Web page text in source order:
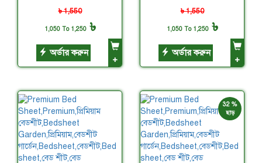
৳ 1,550
1,050 To 1,250৳
অর্ডার করুন
+
৳ 1,550
1,050 To 1,250৳
অর্ডার করুন
+
32 %
ছাড়